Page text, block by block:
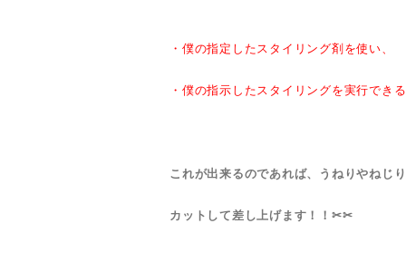
・僕の指定したスタイリング剤を使い、
・僕の指示したスタイリングを実行できる
これが出来るのであれば、うねりやねじ
カットして差し上げます！！✂✂